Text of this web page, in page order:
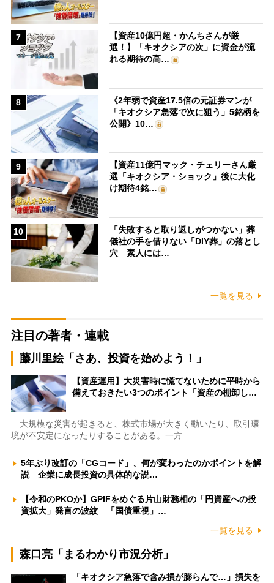
7
【資産10億円超・かんちさんが厳
選！】「キオクシアの次」に資金が流
れる期待の高…
8
《2年弱で資産17.5倍の元証券マンが
「キオクシア急落で次に狙う」5銘柄を
公開》10…
9
【資産11億円マック・チェリーさん厳
選「キオクシア・ショック」後に大化
け期待4銘…
10
「失敗すると取り返しがつかない」葬
儀社の手を借りない「DIY葬」の落とし
穴 素人には…
一覧を見る
注目の著者・連載
藤川里絵「さあ、投資を始めよう！」
【資産運用】大災害時に慌てないために平時から
備えておきたい3つのポイント「資産の棚卸し…
大規模な災害が起きると、株式市場が大きく動いたり、取引環
境が不安定になったりすることがある。一方…
5年ぶり改訂の「CGコード」、何が変わったのかポイントを解
説 企業に成長投資の具体的な説…
【令和のPKOか】GPIFをめぐる片山財務相の「円資産への投
資拡大」発言の波紋 「国債重視」…
一覧を見る
森口亮「まるわかり市況分析」
「キオクシア急落で含み損が膨らんで…」損失を